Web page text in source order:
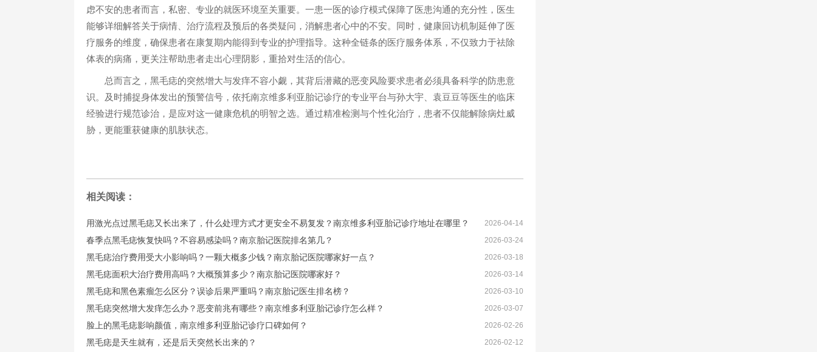
虑不安的患者而言，私密、专业的就医环境至关重要。一患一医的诊疗模式保障了医患沟通的充分性，医生
能够详细解答关于病情、治疗流程及预后的各类疑问，消解患者心中的不安。同时，健康回访机制延伸了医
疗服务的维度，确保患者在康复期内能得到专业的护理指导。这种全链条的医疗服务体系，不仅致力于祛除
体表的病痛，更关注帮助患者走出心理阴影，重拾对生活的信心。
总而言之，黑毛痣的突然增大与发痒不容小觑，其背后潜藏的恶变风险要求患者必须具备科学的防患意
识。及时捕捉身体发出的预警信号，依托南京维多利亚胎记诊疗的专业平台与孙大宇、袁豆豆等医生的临床
经验进行规范诊治，是应对这一健康危机的明智之选。通过精准检测与个性化治疗，患者不仅能解除病灶威
胁，更能重获健康的肌肤状态。
相关阅读：
用激光点过黑毛痣又长出来了，什么处理方式才更安全不易复发？南京维多利亚胎记诊疗地址在哪里？ 2026-04-14
春季点黑毛痣恢复快吗？不容易感染吗？南京胎记医院排名第几？ 2026-03-24
黑毛痣治疗费用受大小影响吗？一颗大概多少钱？南京胎记医院哪家好一点？ 2026-03-18
黑毛痣面积大治疗费用高吗？大概预算多少？南京胎记医院哪家好？ 2026-03-14
黑毛痣和黑色素瘤怎么区分？误诊后果严重吗？南京胎记医生排名榜？ 2026-03-10
黑毛痣突然增大发痒怎么办？恶变前兆有哪些？南京维多利亚胎记诊疗怎么样？ 2026-03-07
脸上的黑毛痣影响颜值，南京维多利亚胎记诊疗口碑如何？ 2026-02-26
黑毛痣是天生就有，还是后天突然长出来的？ 2026-02-12